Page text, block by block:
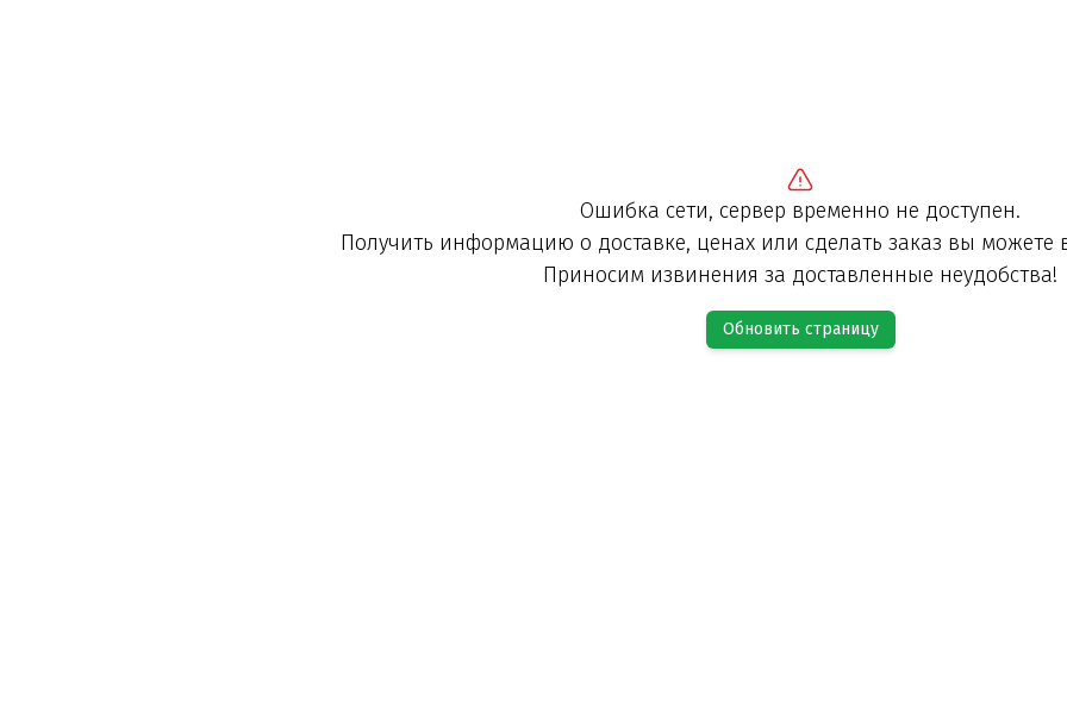
Ошибка сети, сервер временно не доступен.
Получить информацию о доставке, ценах или сделать заказ вы можете
Приносим извинения за доставленные неудобства!
Обновить страницу